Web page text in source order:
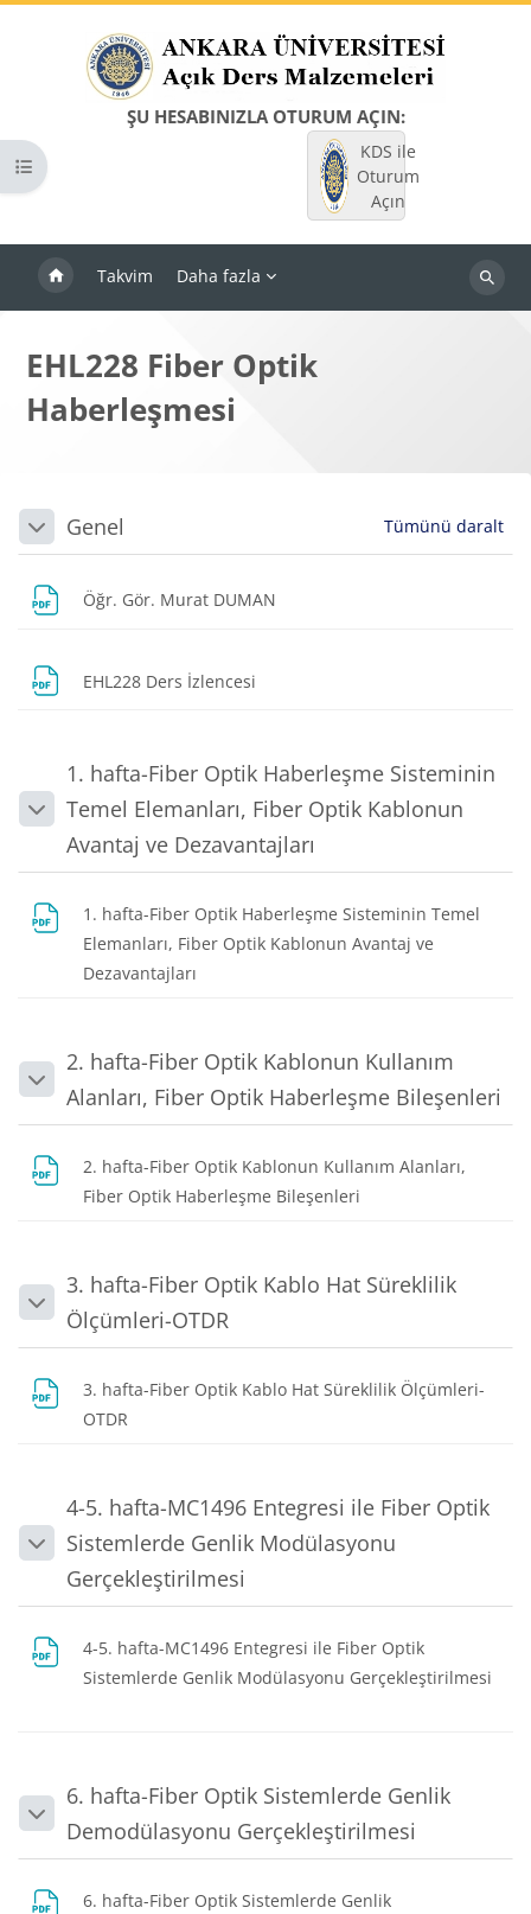
ŞU HESABINIZLA OTURUM AÇIN:
KDS ile
Oturum
Açın
Takvim Daha fazla
Dersleri
Kurs dizinini aç
EHL228 Fiber Optik
Haberleşmesi
Bloklar
Bölüm anahatları
DaraltGenel Tümünü daralt
Öğr. Gör. Murat DUMAN
EHL228 Ders İzlencesi
Daralt
1. hafta-Fiber Optik Haberleşme Sisteminin
Temel Elemanları, Fiber Optik Kablonun
Avantaj ve Dezavantajları
1. hafta-Fiber Optik Haberleşme Sisteminin Temel
Elemanları, Fiber Optik Kablonun Avantaj ve
Dezavantajları
Daralt
2. hafta-Fiber Optik Kablonun Kullanım
Alanları, Fiber Optik Haberleşme Bileşenleri
2. hafta-Fiber Optik Kablonun Kullanım Alanları,
Fiber Optik Haberleşme Bileşenleri
Daralt
3. hafta-Fiber Optik Kablo Hat Süreklilik
Ölçümleri-OTDR
3. hafta-Fiber Optik Kablo Hat Süreklilik Ölçümleri-
OTDR
Daralt
4-5. hafta-MC1496 Entegresi ile Fiber Optik
Sistemlerde Genlik Modülasyonu
Gerçekleştirilmesi
4-5. hafta-MC1496 Entegresi ile Fiber Optik
Sistemlerde Genlik Modülasyonu Gerçekleştirilmesi
Daralt
6. hafta-Fiber Optik Sistemlerde Genlik
Demodülasyonu Gerçekleştirilmesi
6. hafta-Fiber Optik Sistemlerde Genlik